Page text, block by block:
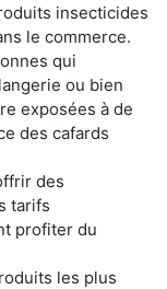
insecticides
le commerce.
qui
ou bien
exposées à de
des cafards
des
tarifs
profiter du
les plus